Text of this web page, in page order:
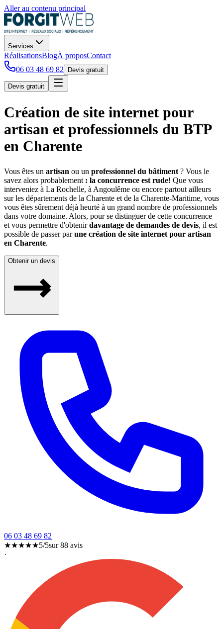
Aller au contenu principal
Services
RéalisationsBlogÀ proposContact
06 03 48 69 82
Devis gratuit
Devis gratuit
Création de site internet pour
artisan et professionnels du BTP
en Charente
Vous êtes un artisan ou un professionnel du bâtiment ? Vous le
savez alors probablement : la concurrence est rude! Que vous
interveniez à La Rochelle, à Angoulême ou encore partout ailleurs
sur les départements de la Charente et de la Charente-Maritime, vous
vous êtes sûrement déjà heurté à un grand nombre de professionnels
dans votre domaine. Alors, pour se distinguer de cette concurrence
et vous permettre d'obtenirdavantage de demandes de devis, il est
possible de passer parune création de site internet pour artisan
en Charente.
Obtenir un devis
06 03 48 69 82
★★★★★5/5sur88 avis
·